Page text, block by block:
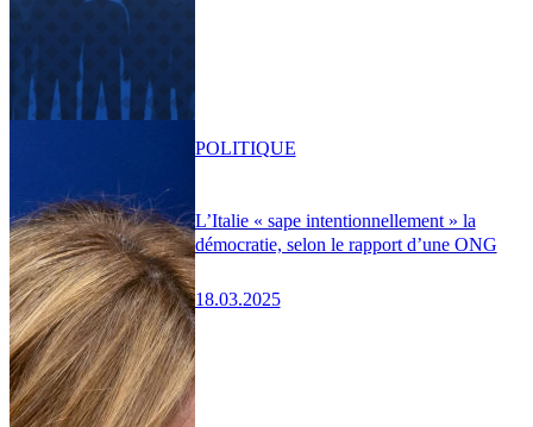
L’Italie « sape intentionnellement » la
démocratie, selon le rapport d’une ONG
18.03.2025
POLITIQUE